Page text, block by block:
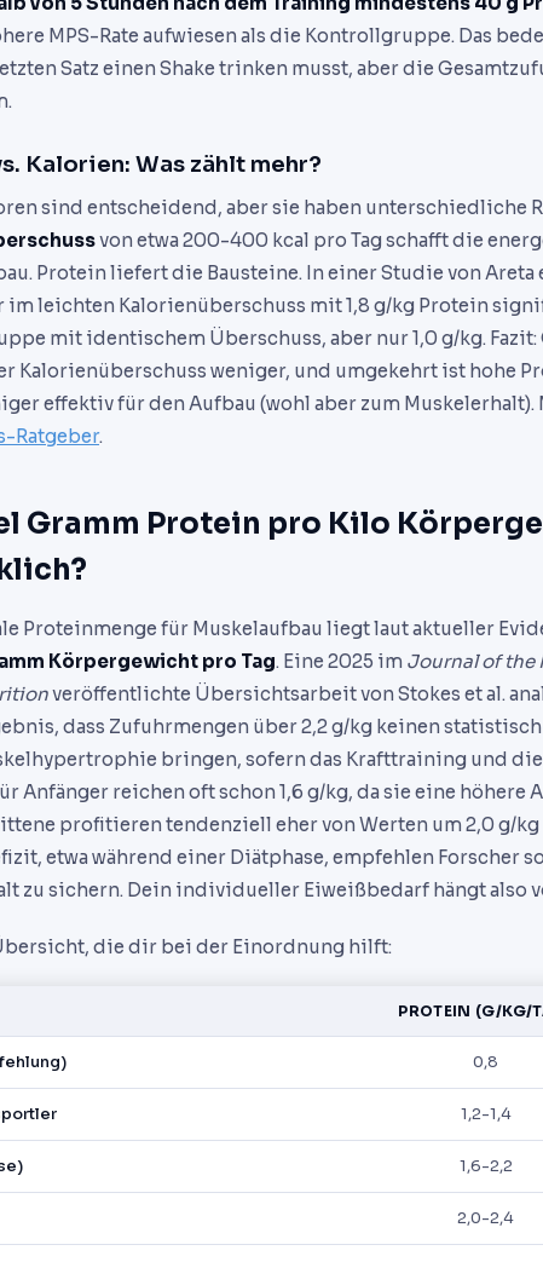
MPS-Rate aufwiesen als die Kontrollgruppe. Das
Satz einen Shake trinken musst, aber die
Kalorien: Was zählt mehr?
sind entscheidend, aber sie haben unterschiedliche
von etwa 200-400 kcal pro Tag schafft die
Protein liefert die Bausteine. In einer Studie von Areta
im leichten Kalorienüberschuss mit 1,8 g/kg Protein
mit identischem Überschuss, aber nur 1,0 g/kg.
Kalorienüberschuss weniger, und umgekehrt ist hohe
effektiv für den Aufbau (wohl aber zum Muskelerhalt).
Ratgeber.
Gramm Protein pro Kilo
Proteinmenge für Muskelaufbau liegt laut aktueller
Körpergewicht pro Tag. Eine 2025 im Journal of the
veröffentlichte Übersichtsarbeit von Stokes et al.
dass Zufuhrmengen über 2,2 g/kg keinen
bringen, sofern das Krafttraining und
Anfänger reichen oft schon 1,6 g/kg, da sie eine höhere
profitieren tendenziell eher von Werten um 2,0 g/kg
etwa während einer Diätphase, empfehlen Forscher
zu sichern. Dein individueller Eiweißbedarf hängt also
die dir bei der Einordnung hilft:
PROTEIN (G/KG/
0,8
1,2-1,4
1,6-2,2
2,0-2,4